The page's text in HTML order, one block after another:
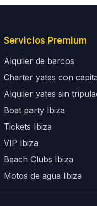
Servicios Premium
Alquiler de barcos
Charter yates con
Alquiler yates sin
Boat party Ibiza
Tickets Ibiza
VIP Ibiza
Beach Clubs Ibiza
Motos de agua Ibiza